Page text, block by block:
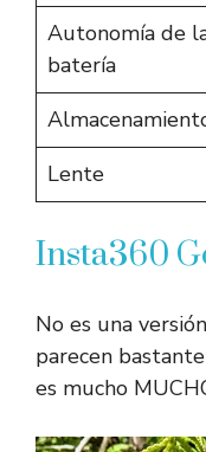
Autonomía de
batería
Lente
Insta360
No es una
parecen
es mucho